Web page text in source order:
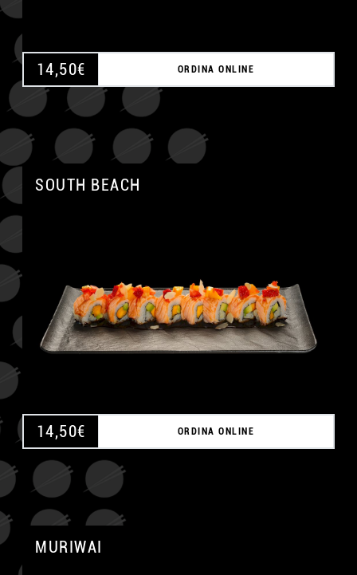
14,50€ ORDINA ONLINE
SOUTH BEACH
14,50€ ORDINA ONLINE
MURIWAI